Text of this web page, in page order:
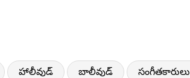
హాలీవుడ్ బాలీవుడ్ సంగీతకారులు